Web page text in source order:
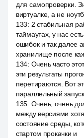
для самопроверки.
виртуалке, а не
133: 2 стабильная
таймаутах, у нас
ошибок и так далее
хранилище после
134: Очень часто
эти результаты
перетираются. Вот
параллельный
135: Очень, очень
между версиями
состояние среды,
стартом прокачки и